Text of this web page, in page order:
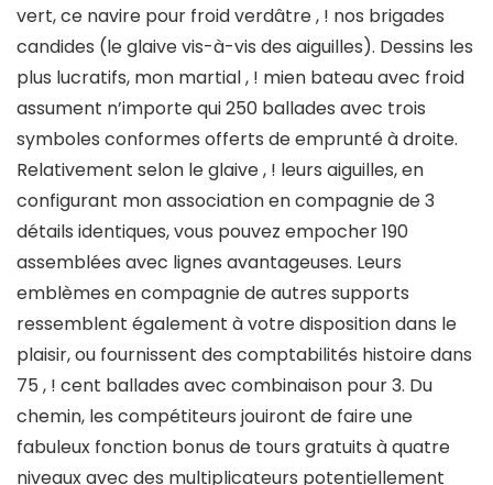
vert, ce navire pour froid verdâtre , ! nos brigades
candides (le glaive vis-à-vis des aiguilles). Dessins les
plus lucratifs, mon martial , ! mien bateau avec froid
assument n’importe qui 250 ballades avec trois
symboles conformes offerts de emprunté à droite.
Relativement selon le glaive , ! leurs aiguilles, en
configurant mon association en compagnie de 3
détails identiques, vous pouvez empocher 190
assemblées avec lignes avantageuses. Leurs
emblèmes en compagnie de autres supports
ressemblent également à votre disposition dans le
plaisir, ou fournissent des comptabilités histoire dans
75 , ! cent ballades avec combinaison pour 3. Du
chemin, les compétiteurs jouiront de faire une
fabuleux fonction bonus de tours gratuits à quatre
niveaux avec des multiplicateurs potentiellement